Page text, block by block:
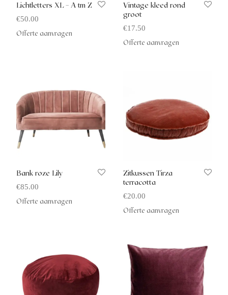
Lichtletters XL – A tm Z
€50.00
Offerte aanvragen
Vintage kleed rond
groot
€17.50
Offerte aanvragen
Bank roze Lily
€85.00
Offerte aanvragen
Zitkussen Tirza
terracotta
€20.00
Offerte aanvragen